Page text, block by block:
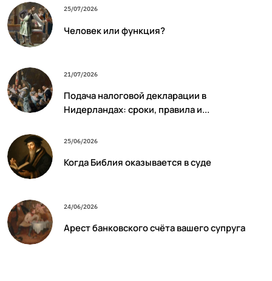
25/07/2026
Человек или функция?
21/07/2026
Подача налоговой декларации в
Нидерландах: сроки, правила и...
25/06/2026
Когда Библия оказывается в суде
24/06/2026
Арест банковского счёта вашего супруга